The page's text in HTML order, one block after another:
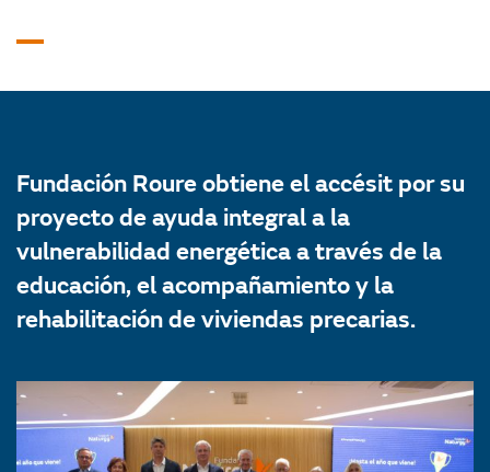
Fundación Roure obtiene el accésit por su
proyecto de ayuda integral a la
vulnerabilidad energética a través de la
educación, el acompañamiento y la
rehabilitación de viviendas precarias.